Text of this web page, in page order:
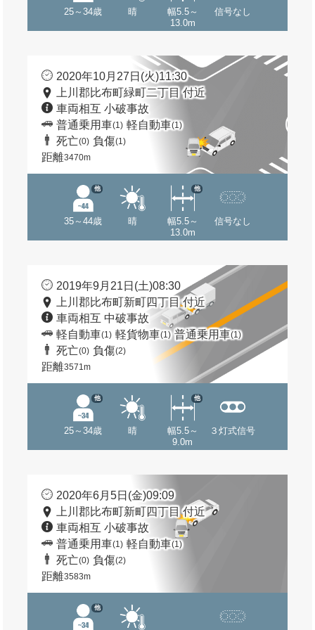
25～34歳 晴
幅5.5～
13.0m
信号なし
2020年10月27日(火)11:30
上川郡比布町緑町二丁目 付近
車両相互 小破事故
普通乗用車(1) 軽自動車(1)
死亡(0) 負傷(1)
距離3470m
35～44歳
他
晴
幅5.5～
13.0m
他
信号なし
2019年9月21日(土)08:30
上川郡比布町新町四丁目 付近
車両相互 中破事故
軽自動車(1) 軽貨物車(1) 普通乗用車(1)
死亡(0) 負傷(2)
距離3571m
25～34歳
他
晴
幅5.5～
9.0m
他
３灯式信号
2020年6月5日(金)09:09
上川郡比布町新町四丁目 付近
車両相互 小破事故
普通乗用車(1) 軽自動車(1)
死亡(0) 負傷(2)
距離3583m
他